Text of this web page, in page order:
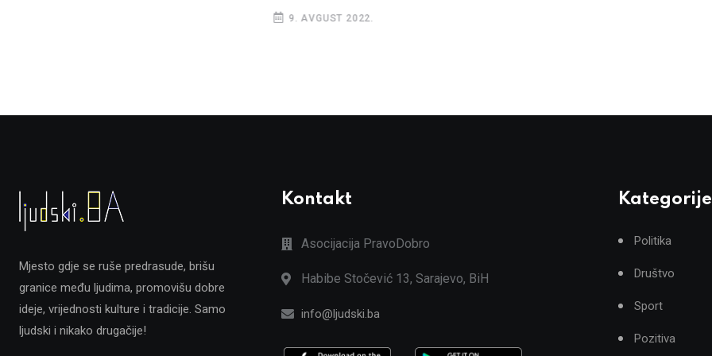
9. AVGUST 2022.
Mjesto gdje se ruše predrasude, brišu
granice među ljudima, promovišu dobre
ideje, vrijednosti kulture i tradicije. Samo
ljudski i nikako drugačije!
Kontakt
Asocijacija PravoDobro
Habibe Stočević 13, Sarajevo, BiH
info@ljudski.ba
Kategorije
Politika
Društvo
Sport
Pozitiva